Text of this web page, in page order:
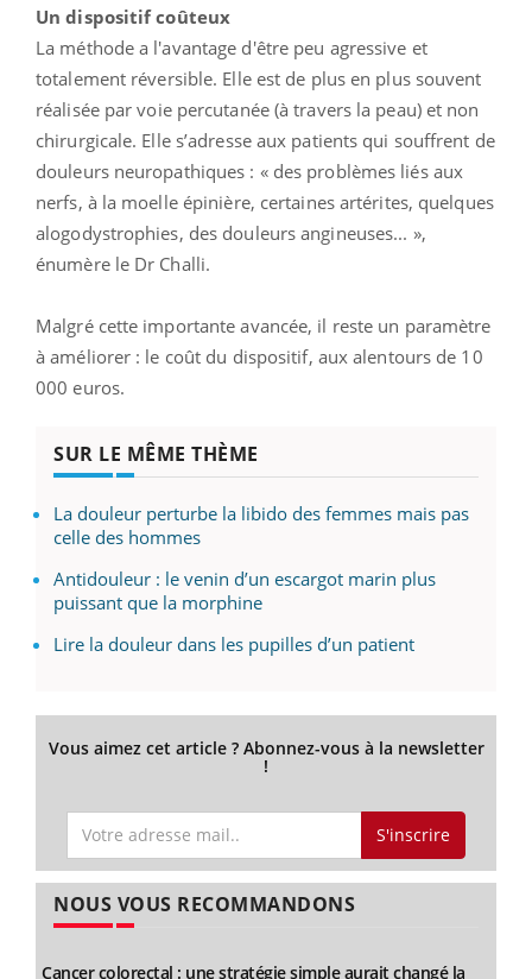
Un dispositif coûteux
La méthode a l'avantage d'être peu agressive et
totalement réversible. Elle est de plus en plus souvent
réalisée par voie percutanée (à travers la peau) et non
chirurgicale. Elle s’adresse aux patients qui souffrent de
douleurs neuropathiques : « des problèmes liés aux
nerfs, à la moelle épinière, certaines artérites, quelques
alogodystrophies, des douleurs angineuses... »,
énumère le Dr Challi.
Malgré cette importante avancée, il reste un paramètre
à améliorer : le coût du dispositif, aux alentours de 10
000 euros.
SUR LE MÊME THÈME
La douleur perturbe la libido des femmes mais pas
celle des hommes
Antidouleur : le venin d’un escargot marin plus
puissant que la morphine
Lire la douleur dans les pupilles d’un patient
Vous aimez cet article ? Abonnez-vous à la newsletter
!
S'inscrire
NOUS VOUS RECOMMANDONS
Cancer colorectal : une stratégie simple aurait changé la